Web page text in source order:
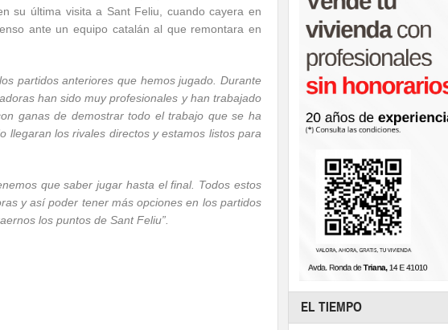
su última visita a Sant Feliu, cuando cayera en
ante un equipo catalán al que remontara en
partidos anteriores que hemos jugado. Durante
han sido muy profesionales y han trabajado
ganas de demostrar todo el trabajo que se ha
llegaran los rivales directos y estamos listos para
que saber jugar hasta el final. Todos estos
y así poder tener más opciones en los partidos
los puntos de Sant Feliu”.
EL TIEMPO